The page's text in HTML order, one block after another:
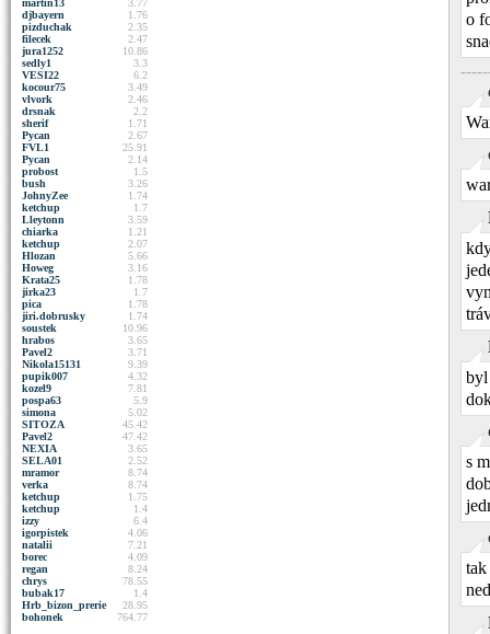
martin13
3.77
djbayern
1.76
pizduchak
2.35
filecek
2.47
jura1252
10.86
sedly1
3.3
VESI22
6.2
kocour75
3.49
vlvork
2.46
drsnak
2.2
sherif
1.71
Pycan
2.67
FVL1
25.91
Pycan
2.14
probost
1.5
bush
3.26
JohnyZee
1.74
ketchup
1.7
Lleytonn
3.59
chiarka
1.21
ketchup
2.07
Hlozan
5.66
Howeg
3.16
Krata25
1.78
jirka23
1.7
pica
1.78
jiri.dobrusky
1.74
soustek
10.96
hrabos
3.65
Pavel2
3.71
Nikola15131
9.39
pupik007
4.32
kozel9
7.81
pospa63
5.9
simona
5.02
SITOZA
45.42
Pavel2
47.42
NEXIA
3.65
SELA01
2.52
mramor
8.74
verka
8.74
ketchup
1.75
ketchup
1.4
izzy
6.4
igorpistek
4.06
natalii
7.21
borec
4.09
regan
8.24
chrys
78.55
bubak17
1.4
Hrb_bizon_prerie
28.95
bohonek
764.77
o
byl
s